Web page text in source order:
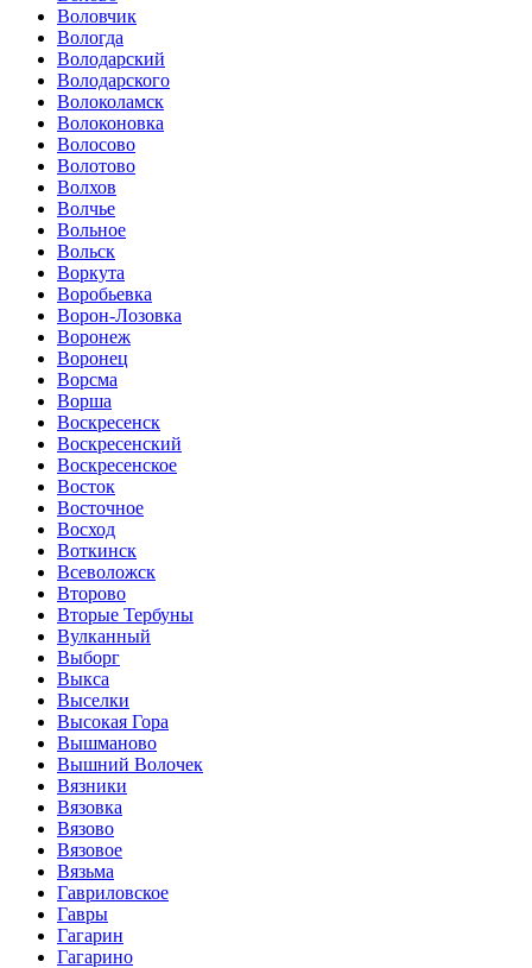
Воловчик
Вологда
Володарский
Володарского
Волоколамск
Волоконовка
Волосово
Волотово
Волхов
Волчье
Вольное
Вольск
Воркута
Воробьевка
Ворон-Лозовка
Воронеж
Воронец
Ворсма
Ворша
Воскресенск
Воскресенский
Воскресенское
Восток
Восточное
Восход
Воткинск
Всеволожск
Второво
Вторые Тербуны
Вулканный
Выборг
Выкса
Выселки
Высокая Гора
Вышманово
Вышний Волочек
Вязники
Вязовка
Вязово
Вязовое
Вязьма
Гавриловское
Гавры
Гагарин
Гагарино